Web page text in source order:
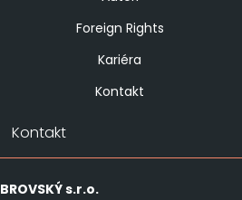
Foreign Rights
Kariéra
Kontakt
Kontakt
s.r.o.